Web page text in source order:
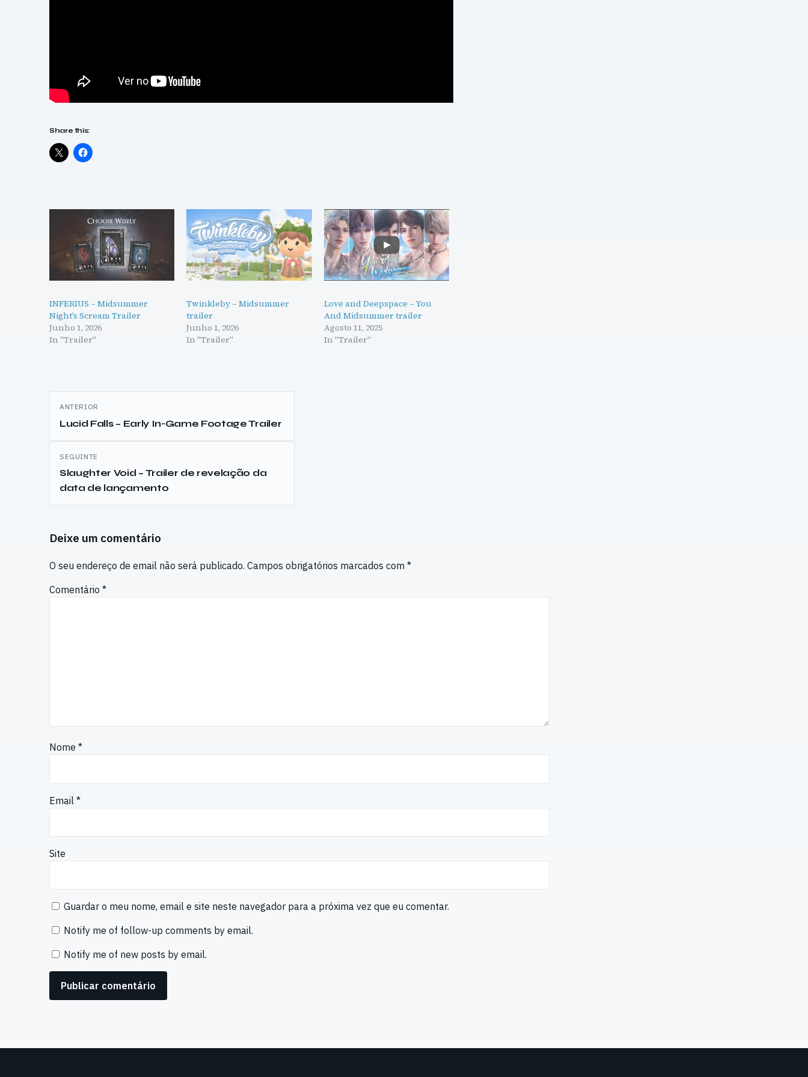
Share this:
INFERIUS – Midsummer
Night’s Scream Trailer
Junho 1, 2026
In "Trailer"
Twinkleby – Midsummer
trailer
Junho 1, 2026
In "Trailer"
Love and Deepspace – You
And Midsummer trailer
Agosto 11, 2025
In "Trailer"
Navegação
de
artigos
ANTERIOR
Lucid Falls – Early In-Game Footage Trailer
SEGUINTE
Slaughter Void – Trailer de revelação da
data de lançamento
Deixe um comentário
O seu endereço de email não será publicado. Campos obrigatórios marcados com *
Comentário *
Nome *
Email *
Site
Guardar o meu nome, email e site neste navegador para a próxima vez que eu comentar.
Notify me of follow-up comments by email.
Notify me of new posts by email.